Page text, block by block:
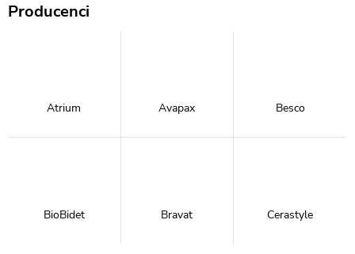
Producenci
Atrium Avapax Besco
BioBidet Bravat Cerastyle